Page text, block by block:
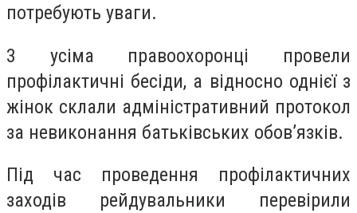
потребують уваги.
3 усіма правоохоронці провели
профілактичні бесіди, а відносно однієї з
жінок склали адміністративний протокол
за невиконання батьківських обовʼязків.
Під час проведення профілактичних
заходів рейдувальники перевірили